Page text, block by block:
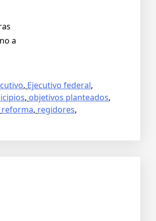
a
, Ejecutivo federal,
, objetivos planteados,
reforma, regidores,